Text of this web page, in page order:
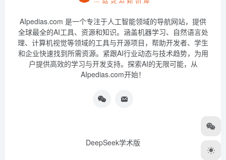
AIpedias.com 是一个专注于人工智能领域的导航网站，提供
全球最全的AI工具、资源和知识。涵盖机器学习、自然语言处
理、计算机视觉等领域的工具与开源项目，帮助开发者、学生
和企业快速找到所需资源。紧跟AI行业动态与技术趋势，为用
户提供高效的学习与开发支持。探索AI的无限可能，从
AIpedias.com开始！
DeepSeek学术版